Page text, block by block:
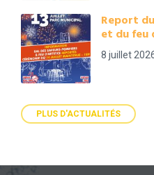
Report
et du feu
8 juillet
PLUS D'ACTUALITÉS